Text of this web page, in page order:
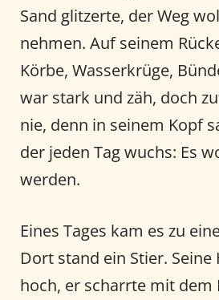
Sand glitzerte, der Weg
nehmen. Auf seinem
Körbe, Wasserkrüge,
war stark und zäh, doch
nie, denn in seinem Kopf
der jeden Tag wuchs: Es
werden.
Eines Tages kam es zu
Dort stand ein Stier.
hoch, er scharrte mit dem